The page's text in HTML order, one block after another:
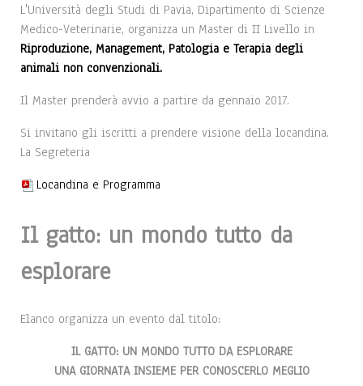
L'Università degli Studi di Pavia, Dipartimento di Scienze
Medico-Veterinarie, organizza un Master di II Livello in
Riproduzione, Management, Patologia e Terapia degli
animali non convenzionali.
Il Master prenderà avvio a partire da gennaio 2017.
Si invitano gli iscritti a prendere visione della locandina.
La Segreteria
Locandina e Programma
Il gatto: un mondo tutto da
esplorare
Elanco organizza un evento dal titolo:
IL GATTO: UN MONDO TUTTO DA ESPLORARE
UNA GIORNATA INSIEME PER CONOSCERLO MEGLIO